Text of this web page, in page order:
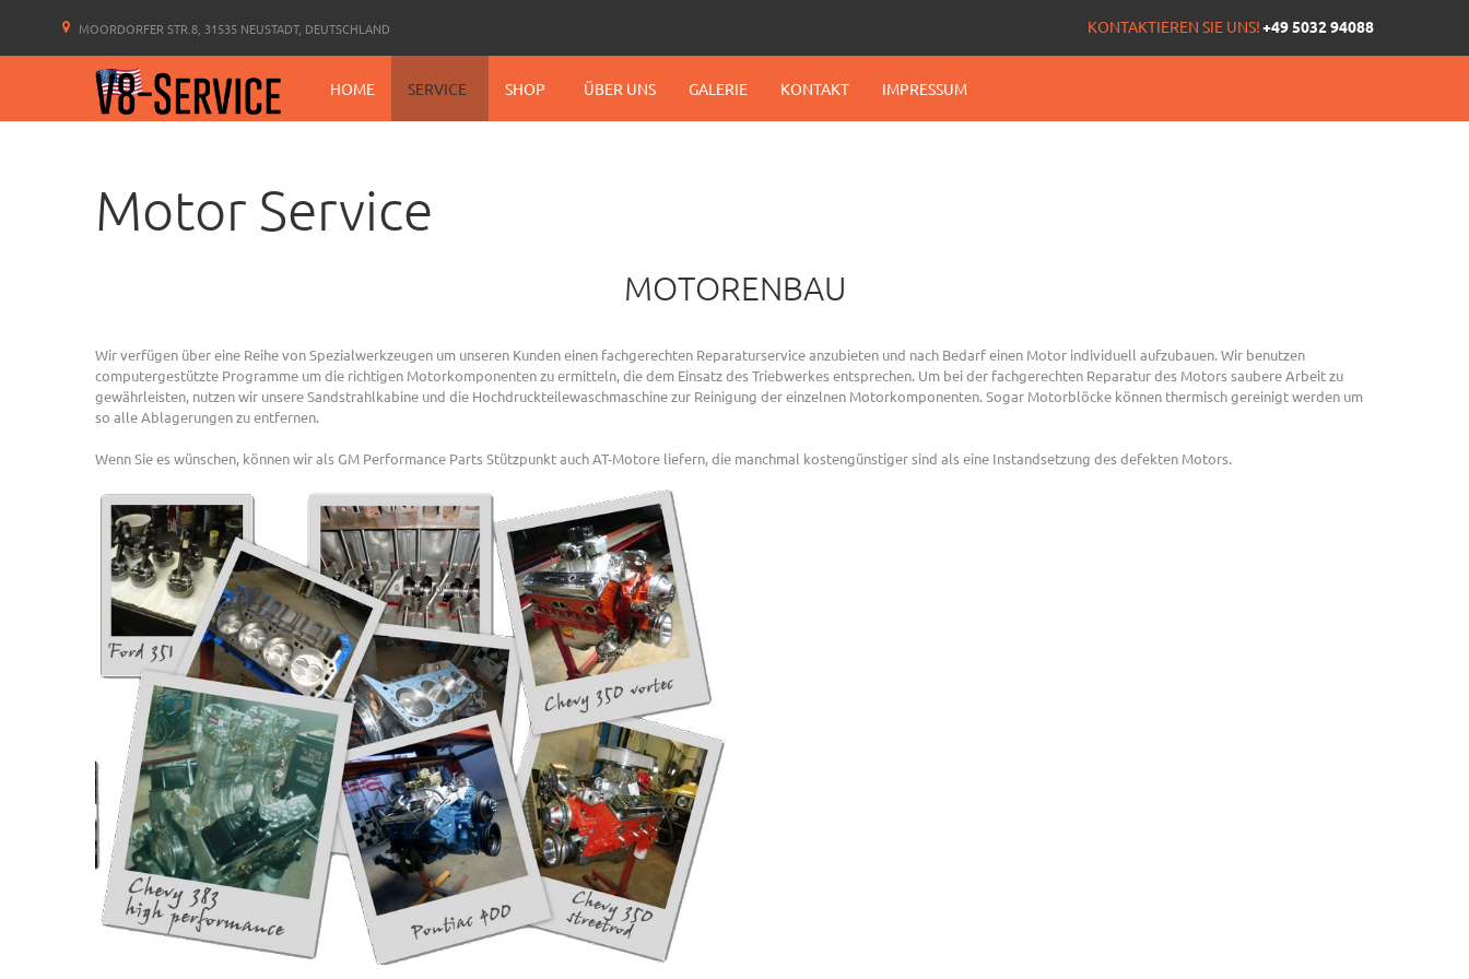
+49 5032 94088
KONTAKTIEREN SIE UNS!
MOORDORFER STR.8, 31535 NEUSTADT, DEUTSCHLAND
HOME SERVICE SHOP ÜBER UNS GALERIE KONTAKT IMPRESSUM
Motor Service
MOTORENBAU
Wir verfügen über eine Reihe von Spezialwerkzeugen um unseren Kunden einen fachgerechten Reparaturservice anzubieten und nach Bedarf einen Motor individuell aufzubauen. Wir benutzen
computergestützte Programme um die richtigen Motorkomponenten zu ermitteln, die dem Einsatz des Triebwerkes entsprechen. Um bei der fachgerechten Reparatur des Motors saubere Arbeit zu
gewährleisten, nutzen wir unsere Sandstrahlkabine und die Hochdruckteilewaschmaschine zur Reinigung der einzelnen Motorkomponenten. Sogar Motorblöcke können thermisch gereinigt werden um
so alle Ablagerungen zu entfernen.
Wenn Sie es wünschen, können wir als GM Performance Parts Stützpunkt auch AT-Motore liefern, die manchmal kostengünstiger sind als eine Instandsetzung des defekten Motors.